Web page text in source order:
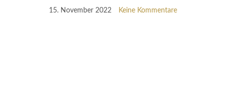
15. November 2022 Keine Kommentare